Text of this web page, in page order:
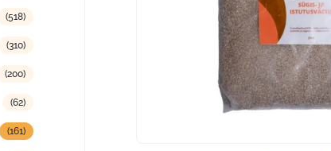
(518)
(310)
(200)
(62)
(161)